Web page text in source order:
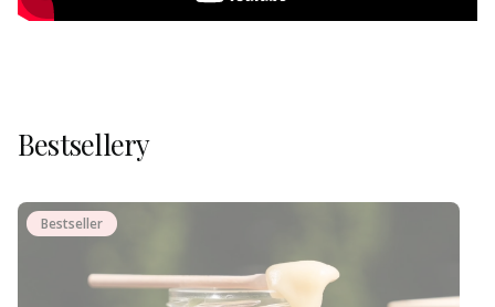
Bestsellery
Bestseller